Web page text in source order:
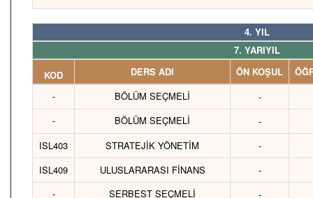
4. YIL
7. YARIYIL
KOD
DERS ADI ÖN KOŞUL
-
BÖLÜM SEÇMELİ -
-
BÖLÜM SEÇMELİ -
ISL403
STRATEJİK YÖNETİM -
ISL409
ULUSLARARASI FİNANS -
-
SERBEST SEÇMELİ -